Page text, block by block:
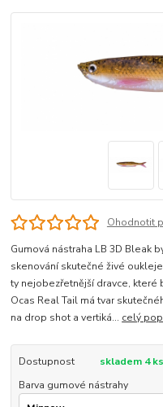
Ohodnotit
Gumová nástraha LB 3D Bleak
skenování skutečné živé
ty nejobezřetnější dravce, které
Ocas Real Tail má tvar
na drop shot a vertiká... celý
Dostupnost
skladem 4 ks
Barva gumové nástrahy